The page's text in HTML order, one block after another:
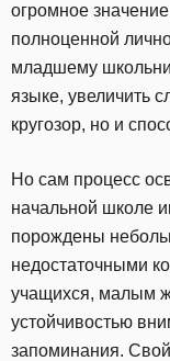
огромное
полноценной
младшему
языке, увеличить
кругозор, но и
Но сам процесс
начальной школе
порождены
недостаточными
учащихся, малым
устойчивостью
запоминания.